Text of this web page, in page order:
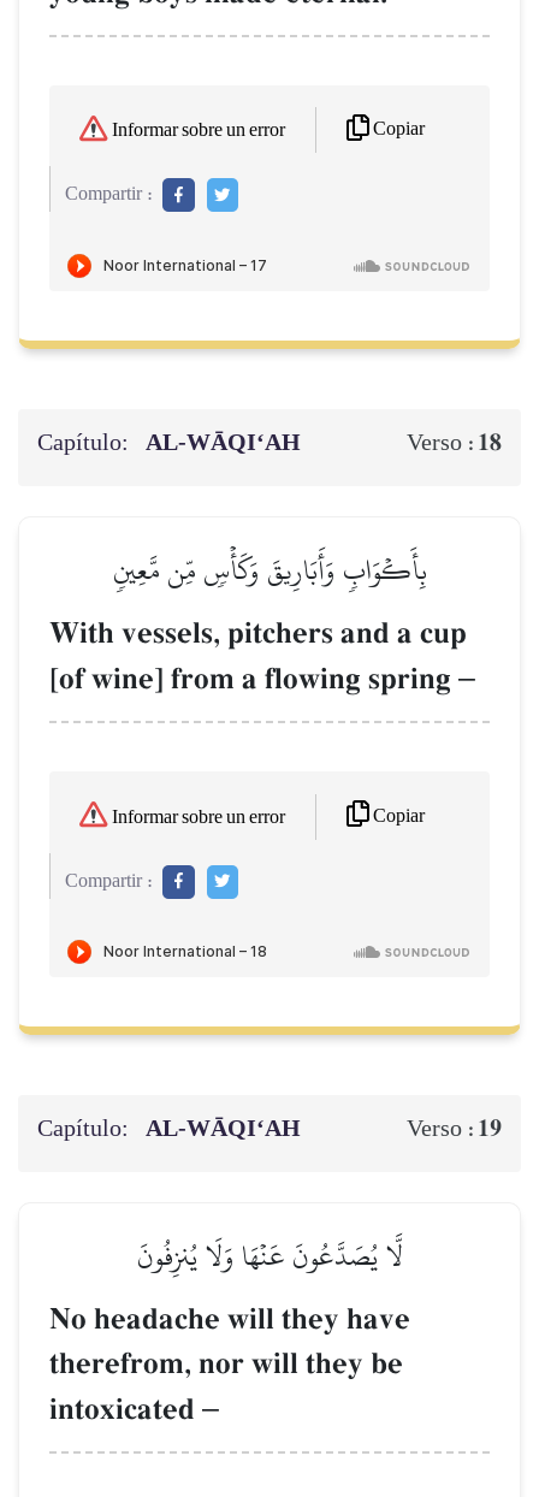
Informar sobre un error Copiar
Compartir :
Capítulo: AL‑WĀQI‘AH Verso : 18
بِأَكۡوَابٖ وَأَبَارِيقَ وَكَأۡسٖ مِّن مَّعِينٖ
With vessels, pitchers and a cup
[of wine] from a flowing spring –
Informar sobre un error Copiar
Compartir :
Capítulo: AL‑WĀQI‘AH Verso : 19
لَّا يُصَدَّعُونَ عَنۡهَا وَلَا يُنزِفُونَ
No headache will they have
therefrom, nor will they be
intoxicated –